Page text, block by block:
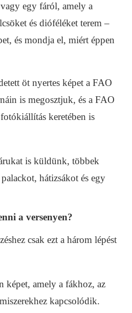
egy fáról, amely a
és dióféléket terem –
és mondja el, miért éppen
öt nyertes képet a FAO
is megosztjuk, és a FAO
keretében is
is küldünk, többek
hátizsákot és egy
a versenyen?
csak ezt a három lépést
képet, amely a fákhoz, az
kapcsolódik.